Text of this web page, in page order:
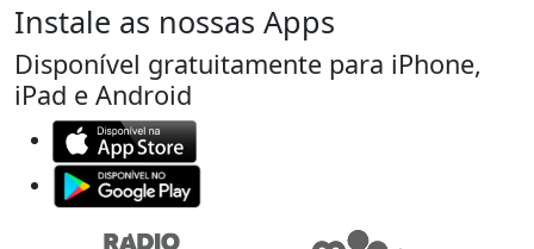
Instale as nossas Apps
Disponível gratuitamente para iPhone,
iPad e Android